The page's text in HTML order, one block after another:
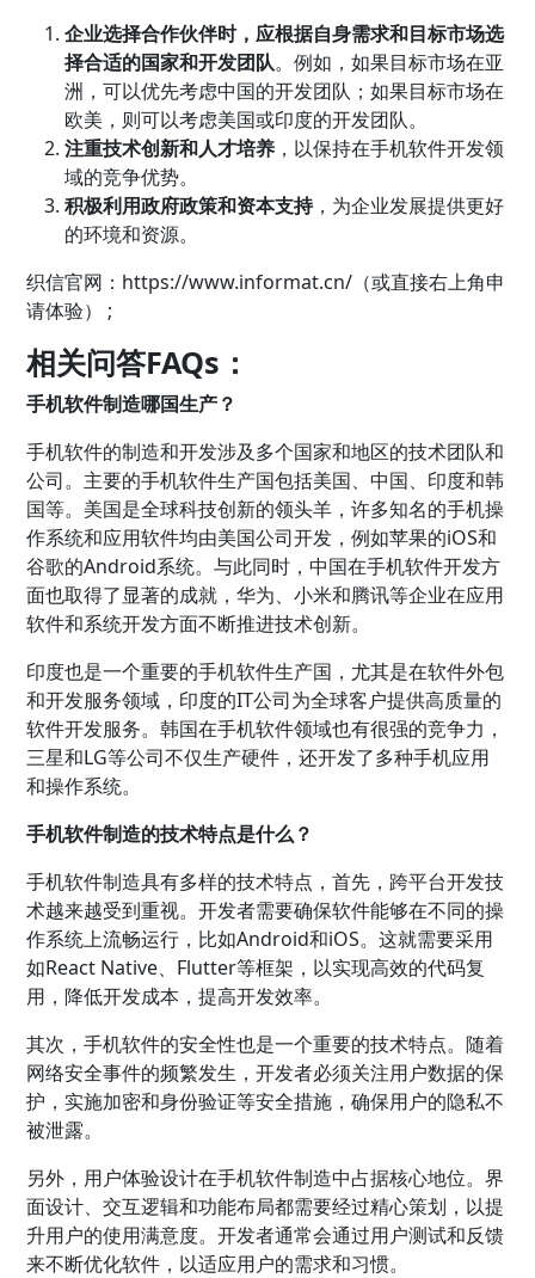
企业选择合作伙伴时，应根据自身需求和目标市场选
择合适的国家和开发团队。例如，如果目标市场在亚
洲，可以优先考虑中国的开发团队；如果目标市场在
欧美，则可以考虑美国或印度的开发团队。
注重技术创新和人才培养 ，以保持在手机软件开发领
域的竞争优势。
积极利用政府政策和资本支持，为企业发展提供更好
的环境和资源。
织信官网： https://www.informat.cn/（或直接右上角申
请体验） ;
相关问答FAQs：
手机软件制造哪国生产？
手机软件的制造和开发涉及多个国家和地区的技术团队和
公司。主要的手机软件生产国包括美国、中国、印度和韩
国等。美国是全球科技创新的领头羊，许多知名的手机操
作系统和应用软件均由美国公司开发，例如苹果的iOS和
谷歌的Android系统。与此同时，中国在手机软件开发方
面也取得了显著的成就，华为、小米和腾讯等企业在应用
软件和系统开发方面不断推进技术创新。
印度也是一个重要的手机软件生产国，尤其是在软件外包
和开发服务领域，印度的IT公司为全球客户提供高质量的
软件开发服务。韩国在手机软件领域也有很强的竞争力，
三星和LG等公司不仅生产硬件，还开发了多种手机应用
和操作系统。
手机软件制造的技术特点是什么？
手机软件制造具有多样的技术特点，首先，跨平台开发技
术越来越受到重视。开发者需要确保软件能够在不同的操
作系统上流畅运行，比如Android和iOS。这就需要采用
如React Native、Flutter等框架，以实现高效的代码复
用，降低开发成本，提高开发效率。
其次，手机软件的安全性也是一个重要的技术特点。随着
网络安全事件的频繁发生，开发者必须关注用户数据的保
护，实施加密和身份验证等安全措施，确保用户的隐私不
被泄露。
另外，用户体验设计在手机软件制造中占据核心地位。界
面设计、交互逻辑和功能布局都需要经过精心策划，以提
升用户的使用满意度。开发者通常会通过用户测试和反馈
来不断优化软件，以适应用户的需求和习惯。